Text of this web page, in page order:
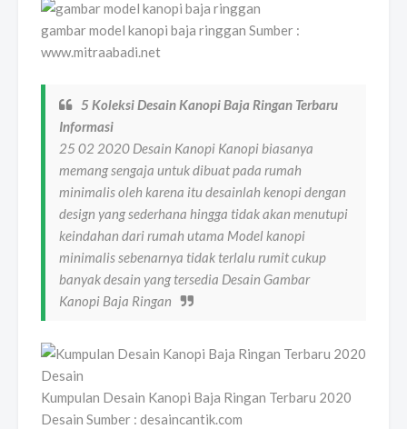
gambar model kanopi baja ringgan Sumber :
www.mitraabadi.net
5 Koleksi Desain Kanopi Baja Ringan Terbaru
Informasi
25 02 2020 Desain Kanopi Kanopi biasanya
memang sengaja untuk dibuat pada rumah
minimalis oleh karena itu desainlah kenopi dengan
design yang sederhana hingga tidak akan menutupi
keindahan dari rumah utama Model kanopi
minimalis sebenarnya tidak terlalu rumit cukup
banyak desain yang tersedia Desain Gambar
Kanopi Baja Ringan
Kumpulan Desain Kanopi Baja Ringan Terbaru 2020
Desain Sumber : desaincantik.com